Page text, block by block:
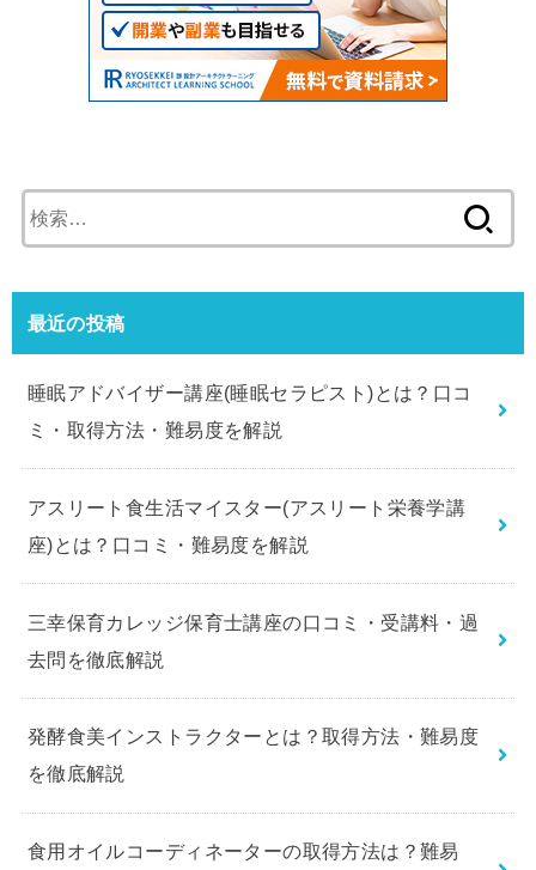
索:
最近の投稿
睡眠アドバイザー講座(睡眠セラピスト)とは？口コ
ミ・取得方法・難易度を解説
アスリート食生活マイスター(アスリート栄養学講
座)とは？口コミ・難易度を解説
三幸保育カレッジ保育士講座の口コミ・受講料・過
去問を徹底解説
発酵食美インストラクターとは？取得方法・難易度
を徹底解説
食用オイルコーディネーターの取得方法は？難易